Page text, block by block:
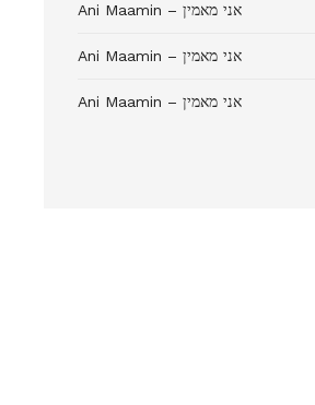
Ani Maamin – אני מאמין
Ani Maamin – אני מאמין
Ani Maamin – אני מאמין